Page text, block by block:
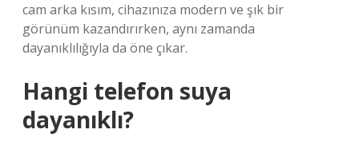
cam arka kısım, cihazınıza modern ve şık bir
görünüm kazandırırken, aynı zamanda
dayanıklılığıyla da öne çıkar.
Hangi telefon suya
dayanıklı?